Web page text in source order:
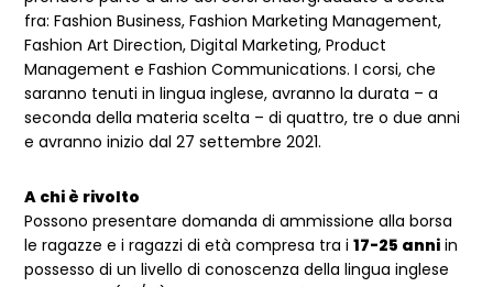
fra: Fashion Business, Fashion Marketing Management,
Fashion Art Direction, Digital Marketing, Product
Management e Fashion Communications. I corsi, che
saranno tenuti in lingua inglese, avranno la durata – a
seconda della materia scelta – di quattro, tre o due anni
e avranno inizio dal 27 settembre 2021.
A chi è rivolto
Possono presentare domanda di ammissione alla borsa
le ragazze e i ragazzi di età compresa tra i17-25 anni in
possesso di un livello di conoscenza della lingua inglese